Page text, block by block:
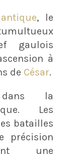
antique, le
gaulois
à
de César.
la
Les
batailles
précision
une